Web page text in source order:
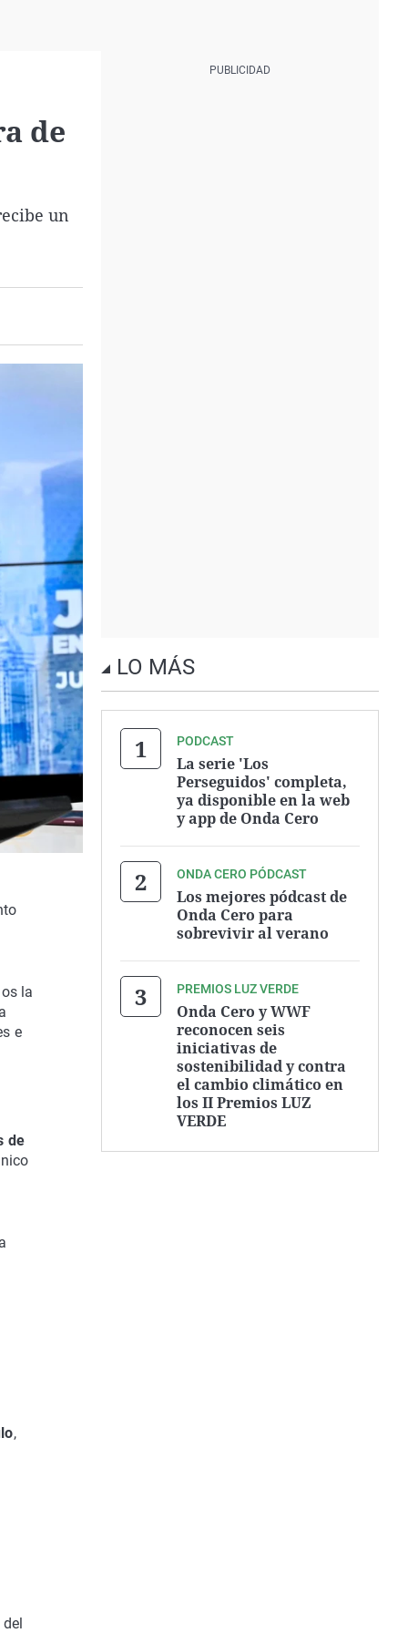
de
un
la
e
de
,
LO MÁS
PODCAST
La serie 'Los
Perseguidos' completa,
ya disponible en la web
y app de Onda Cero
ONDA CERO PÓDCAST
Los mejores pódcast de
Onda Cero para
sobrevivir al verano
PREMIOS LUZ VERDE
Onda Cero y WWF
reconocen seis
iniciativas de
sostenibilidad y contra
el cambio climático en
los II Premios LUZ
VERDE